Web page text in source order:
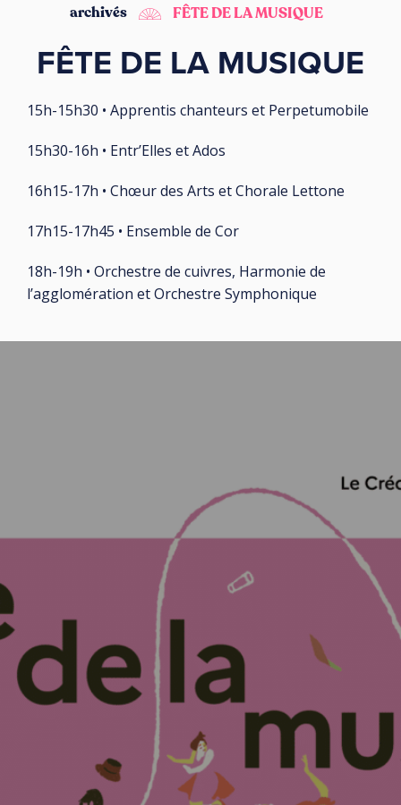
archivés
FÊTE DE LA MUSIQUE
FÊTE DE LA MUSIQUE
15h-15h30 • Apprentis chanteurs et Perpetumobile
15h30-16h • Entr’Elles et Ados
16h15-17h • Chœur des Arts et Chorale Lettone
17h15-17h45 • Ensemble de Cor
18h-19h • Orchestre de cuivres, Harmonie de
l’agglomération et Orchestre Symphonique